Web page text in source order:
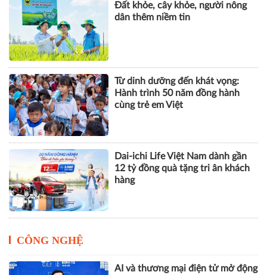
Đất khỏe, cây khỏe, người nông
dân thêm niềm tin
Từ dinh dưỡng đến khát vọng:
Hành trình 50 năm đồng hành
cùng trẻ em Việt
Dai-ichi Life Việt Nam dành gần
12 tỷ đồng quà tặng tri ân khách
hàng
CÔNG NGHỆ
AI và thương mại điện tử mở động